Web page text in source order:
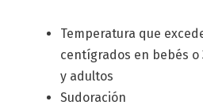
Temperatura que
centígrados en bebés o
y adultos
Sudoración